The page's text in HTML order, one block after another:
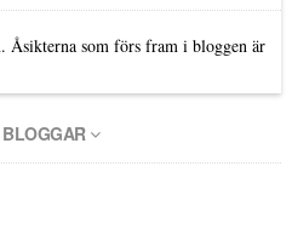
Åsikterna som förs fram i bloggen är